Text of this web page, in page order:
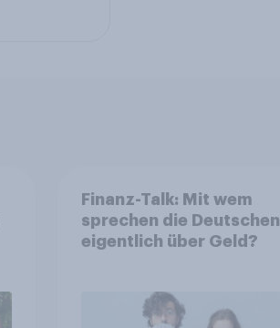
Finanz-Talk: Mit wem
sprechen die Deutschen
eigentlich über Geld?